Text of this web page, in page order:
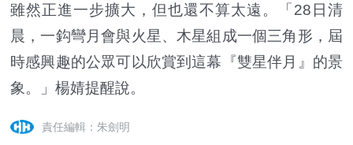
雖然正進一步擴大，但也還不算太遠。「28日清
晨，一鈎彎月會與火星、木星組成一個三角形，屆
時感興趣的公眾可以欣賞到這幕『雙星伴月』的景
象。」楊婧提醒說。
責任編輯：朱劍明